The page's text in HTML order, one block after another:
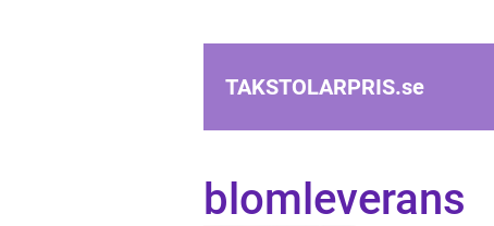
TAKSTOLARPRIS.se
blomleverans